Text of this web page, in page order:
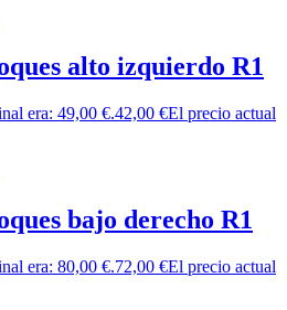
alto izquierdo R1
era: 49,00 €.42,00 €El precio actual
bajo derecho R1
era: 80,00 €.72,00 €El precio actual